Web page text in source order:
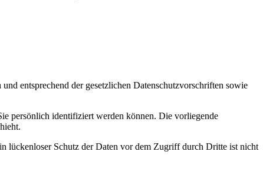
entsprechend der gesetzlichen Datenschutzvorschriften sowie
persönlich identifiziert werden können. Die vorliegende
lückenloser Schutz der Daten vor dem Zugriff durch Dritte ist nicht